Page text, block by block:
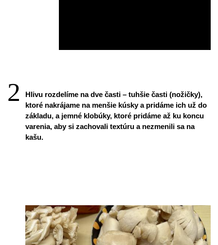
Hlivu rozdelíme na dve časti – tuhšie časti (nožičky),
ktoré nakrájame na menšie kúsky a pridáme ich už do
základu, a jemné klobúky, ktoré pridáme až ku koncu
varenia, aby si zachovali textúru a nezmenili sa na
kašu.